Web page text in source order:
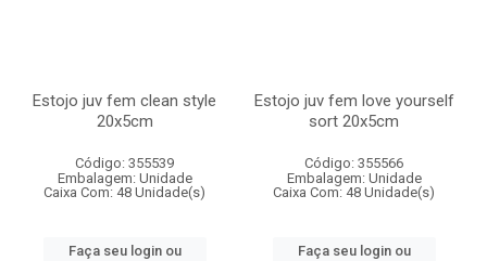
Estojo juv fem clean style
20x5cm
Código: 355539
Embalagem: Unidade
Caixa Com: 48 Unidade(s)
Faça seu login ou
Estojo juv fem love yourself
sort 20x5cm
Código: 355566
Embalagem: Unidade
Caixa Com: 48 Unidade(s)
Faça seu login ou